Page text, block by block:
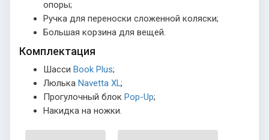
опоры;
Ручка для переноски сложенной коляски;
Большая корзина для вещей.
Комплектация
Шасси Book Plus;
Люлька Navetta XL;
Прогулочный блок Pop-Up;
Накидка на ножки.